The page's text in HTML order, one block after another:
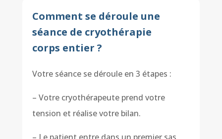
Comment se déroule une
séance de cryothérapie
corps entier ?
Votre séance se déroule en 3 étapes :
– Votre cryothérapeute prend votre
tension et réalise votre bilan.
– Le patient entre dans un premier sas